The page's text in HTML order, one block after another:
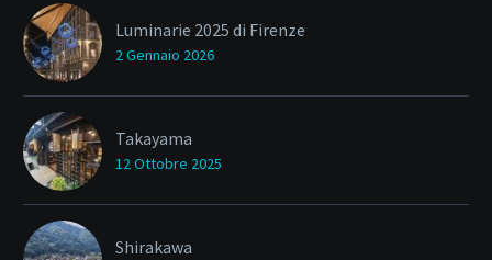
Luminarie 2025 di Firenze
2 Gennaio 2026
Takayama
12 Ottobre 2025
Shirakawa